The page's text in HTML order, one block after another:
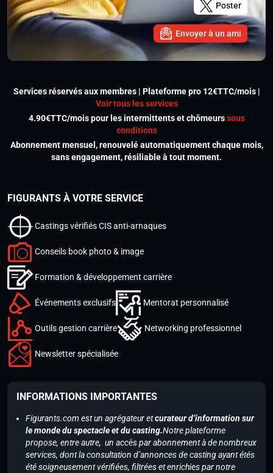
Poster
Envoyer à un ami
Services réservés aux membres | Plateforme pro 12€TTC/mois |
Voir tous les services
4.90€TTC/mois pour les intermittents et chômeurssous
conditions
Abonnement mensuel, renouvelé automatiquement chaque mois,
sans engagement, résiliable à tout moment.
FIGURANTS À VOTRE SERVICE
Castings vérifiés CIS anti-arnaques
Conseils book photo & image
Formation & développement carrière
Événements exclusifs Mentorat personnalisé
Outils gestion carrière Networking professionnel
Newsletter spécialisée
INFORMATIONS IMPORTANTES
Figurants.com est un agrégateur etcurateur d’information sur
le monde du spectacle et du casting.Notre plateforme
propose, entre autre, un accès par abonnement à de nombreux
services, dont la consultation d’annonces de casting ayant étés
été soigneusement vérifiées, filtrées et enrichies par notre